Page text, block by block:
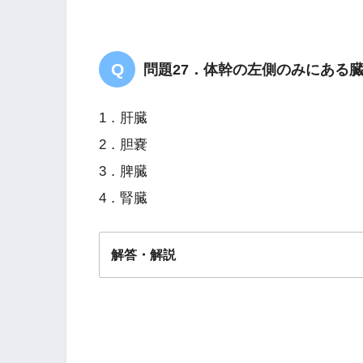
問題27．体幹の左側のみにある
1．肝臓
2．胆嚢
3．脾臓
4．腎臓
解答・解説